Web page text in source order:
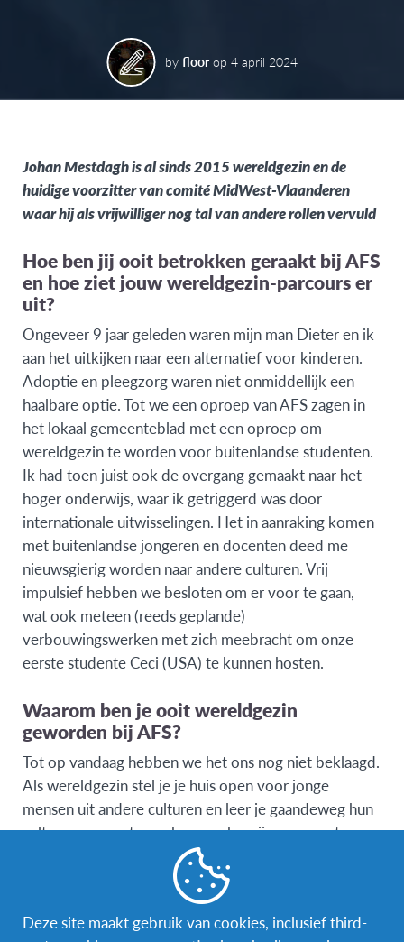
by floor op 4 april 2024
Johan Mestdagh is al sinds 2015 wereldgezin en de
huidige voorzitter van comité MidWest-Vlaanderen
waar hij als vrijwilliger nog tal van andere rollen vervuld
Hoe ben jij ooit betrokken geraakt bij AFS
en hoe ziet jouw wereldgezin-parcours er
uit?
Ongeveer 9 jaar geleden waren mijn man Dieter en ik
aan het uitkijken naar een alternatief voor kinderen.
Adoptie en pleegzorg waren niet onmiddellijk een
haalbare optie. Tot we een oproep van AFS zagen in
het lokaal gemeenteblad met een oproep om
wereldgezin te worden voor buitenlandse studenten.
Ik had toen juist ook de overgang gemaakt naar het
hoger onderwijs, waar ik getriggerd was door
internationale uitwisselingen. Het in aanraking komen
met buitenlandse jongeren en docenten deed me
nieuwsgierig worden naar andere culturen. Vrij
impulsief hebben we besloten om er voor te gaan,
wat ook meteen (reeds geplande)
verbouwingswerken met zich meebracht om onze
eerste studente Ceci (USA) te kunnen hosten.
Waarom ben je ooit wereldgezin
geworden bij AFS?
Tot op vandaag hebben we het ons nog niet beklaagd.
Als wereldgezin stel je je huis open voor jonge
mensen uit andere culturen en leer je gaandeweg hun
cultuur, gewoontes, … kennen, begrijpen en meteen
ook appreciëren. Tegelijkertijd word je jezelf ook
meer bewust van je eigen culturele waarden en
normen. We hebben ondertussen al 9 verschillende
studenten uit diverse continenten gehost. Op deze
Deze site maakt gebruik van cookies, inclusief third-